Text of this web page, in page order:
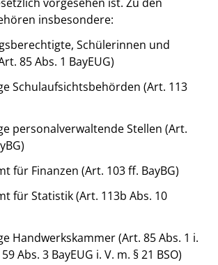
vorgesehen ist. Zu den
insbesondere:
Schülerinnen und
85 Abs. 1 BayEUG)
Schulaufsichtsbehörden (Art. 113
personalverwaltende Stellen (Art.
für Finanzen (Art. 103 ff. BayBG)
für Statistik (Art. 113b Abs. 10
Handwerkskammer (Art. 85 Abs. 1 i.
Abs. 3 BayEUG i. V. m. § 21 BSO)